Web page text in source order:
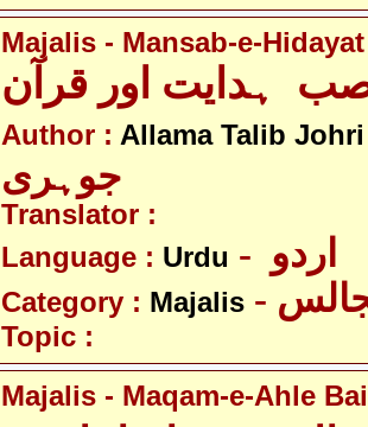
Majalis - Mansab-e-
Author : Allama Talib Johri
جوہری
Translator :
Language : Urdu
Category : Majalis
Topic :
Majalis - Maqam-e-Ahle